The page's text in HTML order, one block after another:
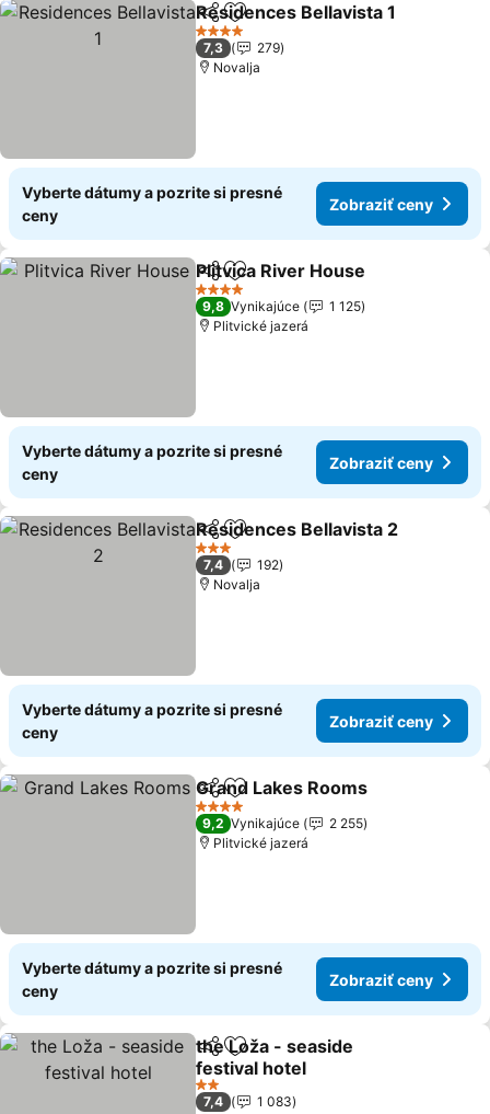
ZdieľaťPridať do obľúbených
Residences Bellavista 1
4 Počet hviezdičiek
7,3
279
Novalja
Vyberte dátumy a pozrite si presné
ceny
Zobraziť ceny
ZdieľaťPridať do obľúbených
Plitvica River House
4 Počet hviezdičiek
9,8 Vynikajúce
1 125
Plitvické jazerá
Vyberte dátumy a pozrite si presné
ceny
Zobraziť ceny
ZdieľaťPridať do obľúbených
Residences Bellavista 2
3 Počet hviezdičiek
7,4
192
Novalja
Vyberte dátumy a pozrite si presné
ceny
Zobraziť ceny
ZdieľaťPridať do obľúbených
Grand Lakes Rooms
4 Počet hviezdičiek
9,2 Vynikajúce
2 255
Plitvické jazerá
Vyberte dátumy a pozrite si presné
ceny
Zobraziť ceny
ZdieľaťPridať do obľúbených
the Loža - seaside
festival hotel
2 Počet hviezdičiek
7,4
1 083